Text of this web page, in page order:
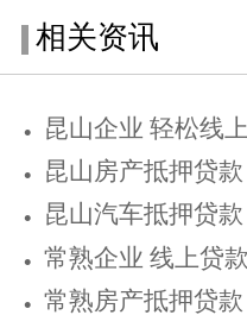
相关资讯
昆山企业 轻松线
昆山房产抵押贷
昆山汽车抵押贷
常熟企业 线上贷
常熟房产抵押贷